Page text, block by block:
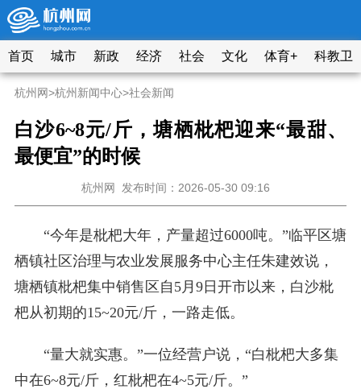
首页 城市 新政 经济 社会 文化 体育+ 科教卫
杭州网>杭州新闻中心>社会新闻
白沙6~8元/斤，塘栖枇杷迎来“最甜、
最便宜”的时候
杭州网 发布时间：2026-05-30 09:16
“今年是枇杷大年，产量超过6000吨。”临平区塘
栖镇社区治理与农业发展服务中心主任朱建效说，
塘栖镇枇杷集中销售区自5月9日开市以来，白沙枇
杷从初期的15~20元/斤，一路走低。
“量大就实惠。”一位经营户说，“白枇杷大多集
中在6~8元/斤，红枇杷在4~5元/斤。”